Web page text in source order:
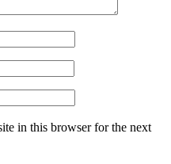
in this browser for the next